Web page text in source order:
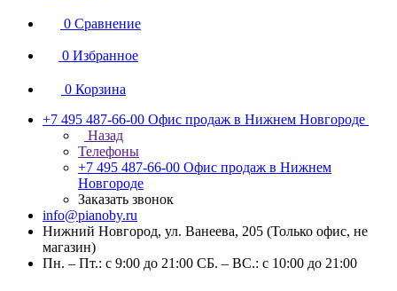
0 Сравнение
0 Избранное
0 Корзина
+7 495 487-66-00 Офис продаж в Нижнем Новгороде
Назад
Телефоны
+7 495 487-66-00 Офис продаж в Нижнем
Новгороде
Заказать звонок
info@pianoby.ru
Нижний Новгород, ул. Ванеева, 205 (Только офис, не
магазин)
Пн. – Пт.: с 9:00 до 21:00 СБ. – ВС.: с 10:00 до 21:00